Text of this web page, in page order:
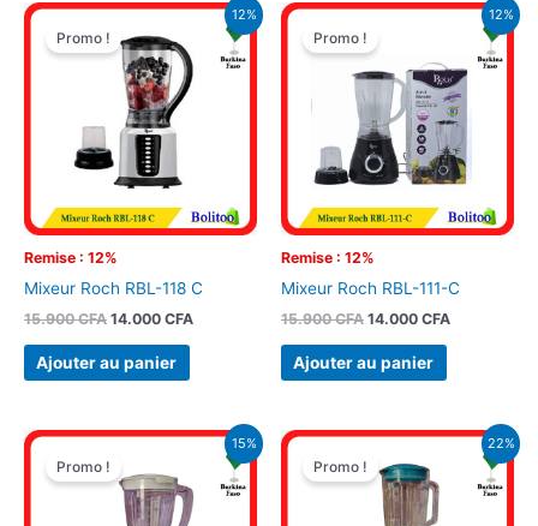
12%
Remise : 12%
Promo !
Mixeur Roch RBL-118 C
15.900CFA
Le
initial
était :
15.900 CFA.
14.000 CFA
Le
actuel
est :
Ajouter au panier
12%
Remise : 12%
Promo !
Mixeur Roch RBL-111-C
15.900CFA
Le
initial
était :
15.900 CFA.
14.000 CFA
Le
actuel
est :
14.000 CFA.
Ajouter au panier
15%
Promo !
Le
initial
était :
15.900 CFA.
Le
actuel
est :
22%
Promo !
Le
initial
était :
19.900 CFA.
Le
actuel
est :